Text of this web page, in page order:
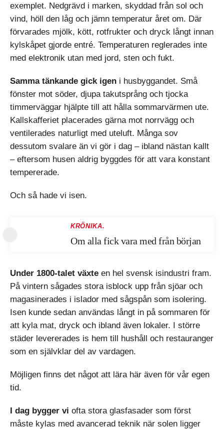
exemplet. Nedgrävd i marken, skyddad från sol och
vind, höll den låg och jämn temperatur året om. Där
förvarades mjölk, kött, rotfrukter och dryck långt innan
kylskåpet gjorde entré. Temperaturen reglerades inte
med elektronik utan med jord, sten och fukt.
Samma tänkande gick igen i husbyggandet. Små
fönster mot söder, djupa takutsprång och tjocka
timmerväggar hjälpte till att hålla sommarvärmen ute.
Kallskafferiet placerades gärna mot norrvägg och
ventilerades naturligt med uteluft. Många sov
dessutom svalare än vi gör i dag – ibland nästan kallt
– eftersom husen aldrig byggdes för att vara konstant
tempererade.
Och så hade vi isen.
KRÖNIKA.
Om alla fick vara med från början
Under 1800-talet växte en hel svensk isindustri fram.
På vintern sågades stora isblock upp från sjöar och
magasinerades i islador med sågspån som isolering.
Isen kunde sedan användas långt in på sommaren för
att kyla mat, dryck och ibland även lokaler. I större
städer levererades is hem till hushåll och restauranger
som en självklar del av vardagen.
Möjligen finns det något att lära här även för vår egen
tid.
I dag bygger vi ofta stora glasfasader som först
måste kylas med avancerad teknik när solen ligger